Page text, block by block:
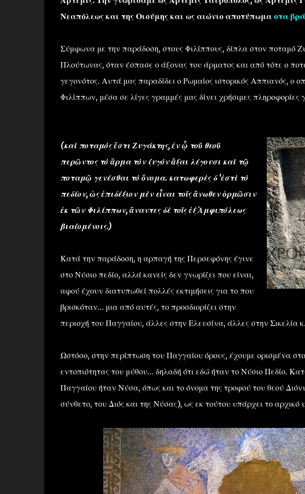
Νεαπόλεως και της Οισύμης και ως αιώνιο αποτύπωμα στα
Σύμφωνα με την παράδοση, στους Φιλίππους, δίπλα στον ποταμό
Πλούτωνας, όταν έσπασε ο άξονας του άρματος και από τότε ο
γεγονότος. Αυτά μας παραδίδει ο Ρωμαίος ιστορικός Αππιανός, ο
Φιλίππων, μέσα σε λίγες γραμμές μας δίνει χρήσιμες πληροφορίες
(καὶ ποταμὸς ἔστι Ζυγάκτης, ἐν ᾧ τοῦ θεοῦ
περῶντος τὸ ἅρμα τὸν ζυγὸν ἄξαι λέγουσι καὶ τῷ
ποταμῷ γενέσθαι τὸ ὄνομα. κατωφερὲς δ ‘ἐστὶ τὸ
πεδίον, ὡς ἐπιδέξιον μὲν εἶναι τοῖς ἄνωθεν ὁρμῶσιν
ἐκ τῶν Φιλίππων, ἄναντες δὲ τοῖς ἐξ ̓Αμφιπόλεως
βιαζομένοις.)
Κατά την παράδοση, η αρπαγή της Περσεφόνης έγινε
στο Νύσιο πεδίο, αλλά κανείς δεν γνωρίζει που είναι,
αφού έχουν διατυπωθεί πολλές εκτιμήσεις για το που
βρισκόταν… μια από αυτές, το προσδιορίζει στην
περιοχή του Παγγαίου, άλλες στην Ελευσίνα, άλλες στην Σικελία
Ωστόσο, στην περίπτωση του Παγγαίου όρους, έχουμε ορισμένα
εντοπιότητας του μύθου… δηλαδή ότι εδώ ήταν το Νύσιο Πεδίο.
Παγγαίου ήταν Νύσα, όπως και το όνομα της τροφού του θεού
σύνθετο, του Διός και της Νύσας), ως εκ τούτου υπάρχει το αρχικό